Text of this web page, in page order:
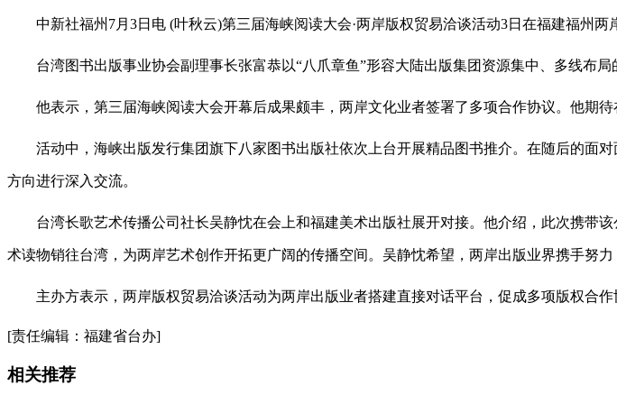
中新社福州7月3日电 (叶秋云)第三届海峡阅读大会·两岸版权贸易洽谈活动3日在福建福州两
台湾图书出版事业协会副理事长张富恭以“八爪章鱼”形容大陆出版集团资源集中、多线布局
他表示，第三届海峡阅读大会开幕后成果颇丰，两岸文化业者签署了多项合作协议。他期待
活动中，海峡出版发行集团旗下八家图书出版社依次上台开展精品图书推介。在随后的面
方向进行深入交流。
台湾长歌艺术传播公司社长吴静忱在会上和福建美术出版社展开对接。他介绍，此次携带
术读物销往台湾，为两岸艺术创作开拓更广阔的传播空间。吴静忱希望，两岸出版业界携手努力
主办方表示，两岸版权贸易洽谈活动为两岸出版业者搭建直接对话平台，促成多项版权合
[责任编辑：福建省台办]
相关推荐